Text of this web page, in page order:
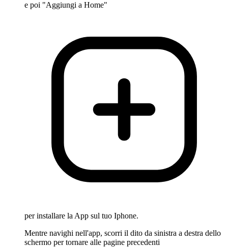
e poi "Aggiungi a Home"
per installare la App sul tuo Iphone.
Mentre navighi nell'app, scorri il dito da sinistra a destra dello
schermo per tornare alle pagine precedenti